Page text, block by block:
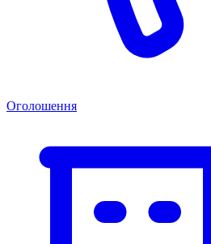
Оголошення